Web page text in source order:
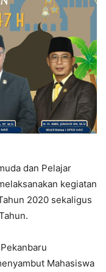
dan Pelajar
kegiatan
2020 sekaligus
Mahasiswa